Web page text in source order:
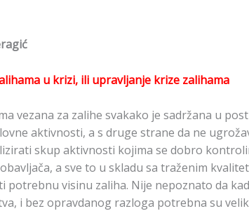
u krizi, ili upravljanje krize zalihama
vezana za zalihe svakako je sadržana u
aktivnosti, a s druge strane da ne
skup aktivnosti kojima se dobro
a sve to u skladu sa traženim
potrebnu visinu zaliha. Nije nepoznato da
i bez opravdanog razloga potrebna su